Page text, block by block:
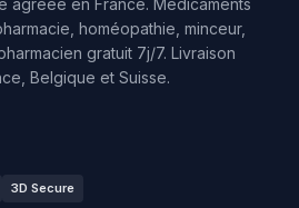
agréée en France. Médicaments
homéopathie, minceur,
gratuit 7j/7. Livraison
Belgique et Suisse.
3D Secure